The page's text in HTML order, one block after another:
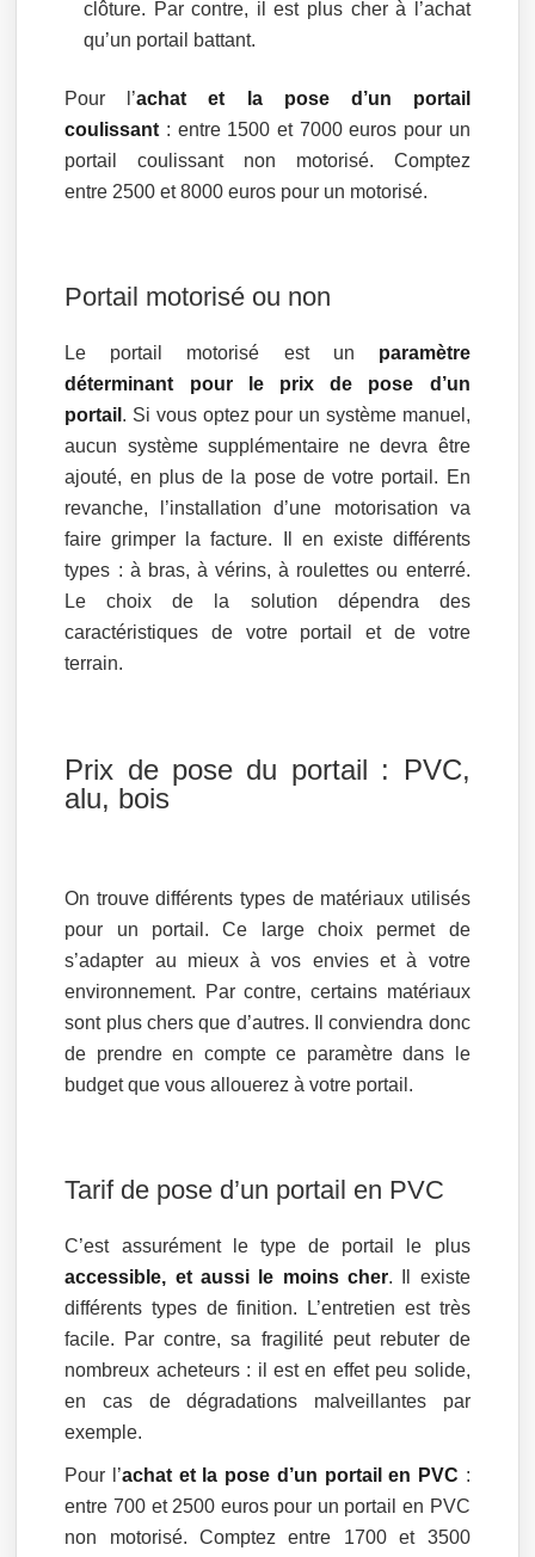
clôture. Par contre, il est plus cher à l’achat
qu’un portail battant.
Pour l’achat et la pose d’un portail
coulissant : entre 1500 et 7000 euros pour un
portail coulissant non motorisé. Comptez
entre 2500 et 8000 euros pour un motorisé.
Portail motorisé ou non
Le portail motorisé est un paramètre
déterminant pour le prix de pose d’un
portail . Si vous optez pour un système manuel,
aucun système supplémentaire ne devra être
ajouté, en plus de la pose de votre portail. En
revanche, l’installation d’une motorisation va
faire grimper la facture. Il en existe différents
types : à bras, à vérins, à roulettes ou enterré.
Le choix de la solution dépendra des
caractéristiques de votre portail et de votre
terrain.
Prix de pose du portail : PVC,
alu, bois
On trouve différents types de matériaux utilisés
pour un portail. Ce large choix permet de
s’adapter au mieux à vos envies et à votre
environnement. Par contre, certains matériaux
sont plus chers que d’autres. Il conviendra donc
de prendre en compte ce paramètre dans le
budget que vous allouerez à votre portail.
Tarif de pose d’un portail en PVC
C’est assurément le type de portail le plus
accessible, et aussi le moins cher. Il existe
différents types de finition. L’entretien est très
facile. Par contre, sa fragilité peut rebuter de
nombreux acheteurs : il est en effet peu solide,
en cas de dégradations malveillantes par
exemple.
Pour l’achat et la pose d’un portail en PVC :
entre 700 et 2500 euros pour un portail en PVC
non motorisé. Comptez entre 1700 et 3500